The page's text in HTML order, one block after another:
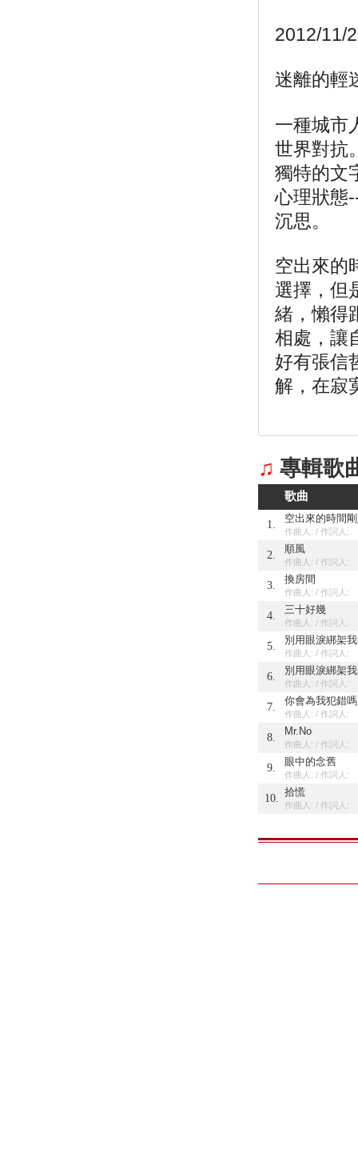
2012/11/
迷離的輕
一種城市
世界對抗
獨特的文
心理狀態
沉思。
空出來的
選擇，但
緒，懶得
相處，讓
好有張信
解，在寂
♫ 專輯歌
歌曲
1.
空出來的時間
作曲人: / 作詞人:
2.
順風
作曲人: / 作詞人:
3.
換房間
作曲人: / 作詞人:
4.
三十好幾
作曲人: / 作詞人:
5.
別用眼淚綁架
作曲人: / 作詞人:
6.
別用眼淚綁架
作曲人: / 作詞人:
7.
你會為我犯錯
作曲人: / 作詞人:
8.
Mr.No
作曲人: / 作詞人:
9.
眼中的念舊
作曲人: / 作詞人:
10.
拾慌
作曲人: / 作詞人: